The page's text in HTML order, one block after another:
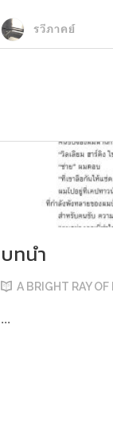
รวีภาคย์
บทนำ
A BRIGHT RAY OF
...